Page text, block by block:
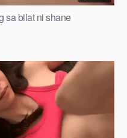
sa bilat ni shane